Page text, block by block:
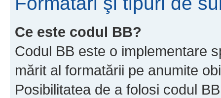
Ce este codul BB?
Codul BB este o implementare
mărit al formatării pe anumite
Posibilitatea de a folosi codul